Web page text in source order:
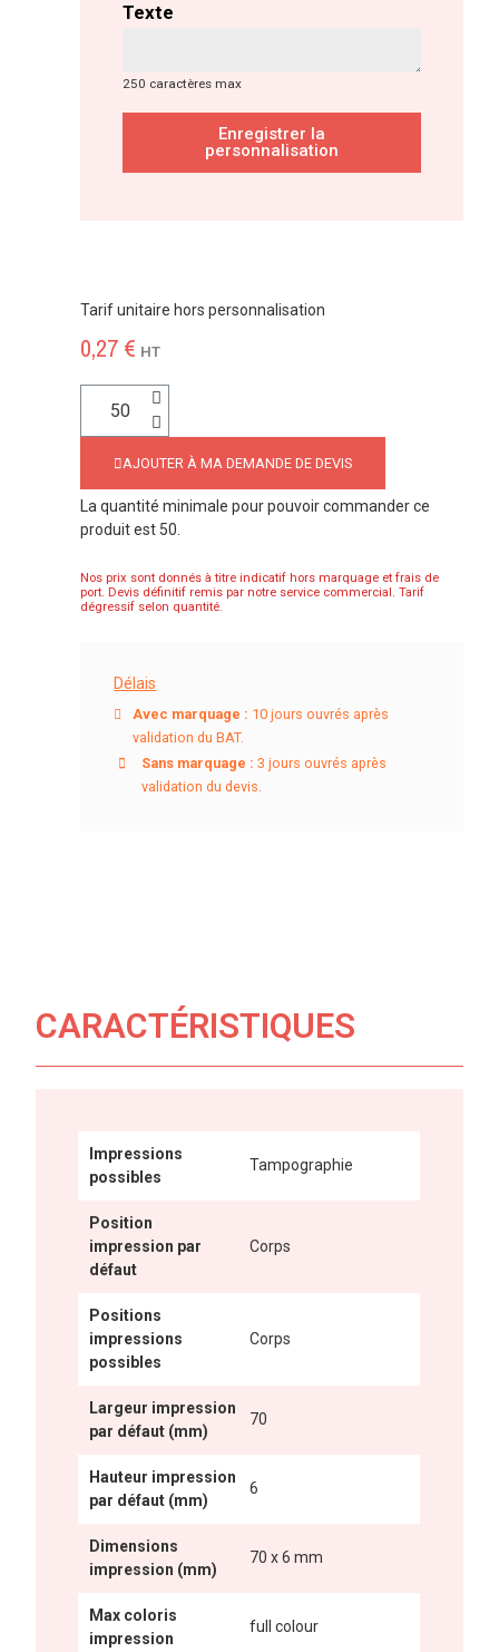
Texte
250 caractères max
Enregistrer la
personnalisation
Tarif unitaire hors personnalisation
0,27 € HT
AJOUTER À MA DEMANDE DE DEVIS
La quantité minimale pour pouvoir commander ce
produit est 50.
Nos prix sont donnés à titre indicatif hors marquage et frais de
port. Devis définitif remis par notre service commercial. Tarif
dégressif selon quantité.
Délais
Avec marquage : 10 jours ouvrés après
validation du BAT.
Sans marquage : 3 jours ouvrés après
validation du devis.
CARACTÉRISTIQUES
Impressions
possibles
Tampographie
Position
impression par
défaut
Corps
Positions
impressions
possibles
Corps
Largeur impression
par défaut (mm)
70
Hauteur impression
par défaut (mm)
6
Dimensions
impression (mm)
70 x 6 mm
Max coloris
impression
full colour